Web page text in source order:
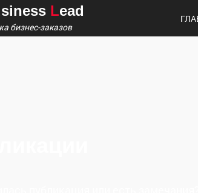
Lead
бизнес-заказов